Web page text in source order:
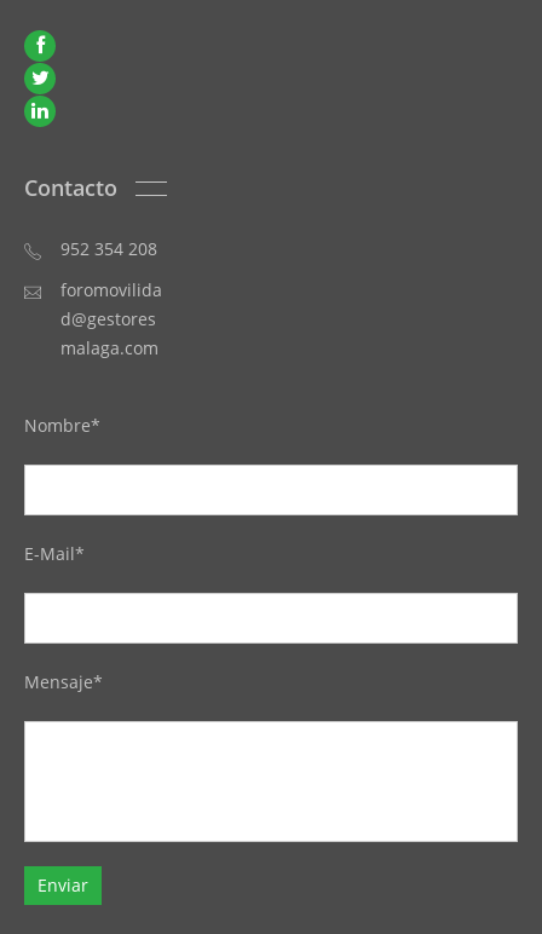
Contacto
952 354 208
foromovilida
d@gestores
malaga.com
Nombre*
E-Mail*
Mensaje*